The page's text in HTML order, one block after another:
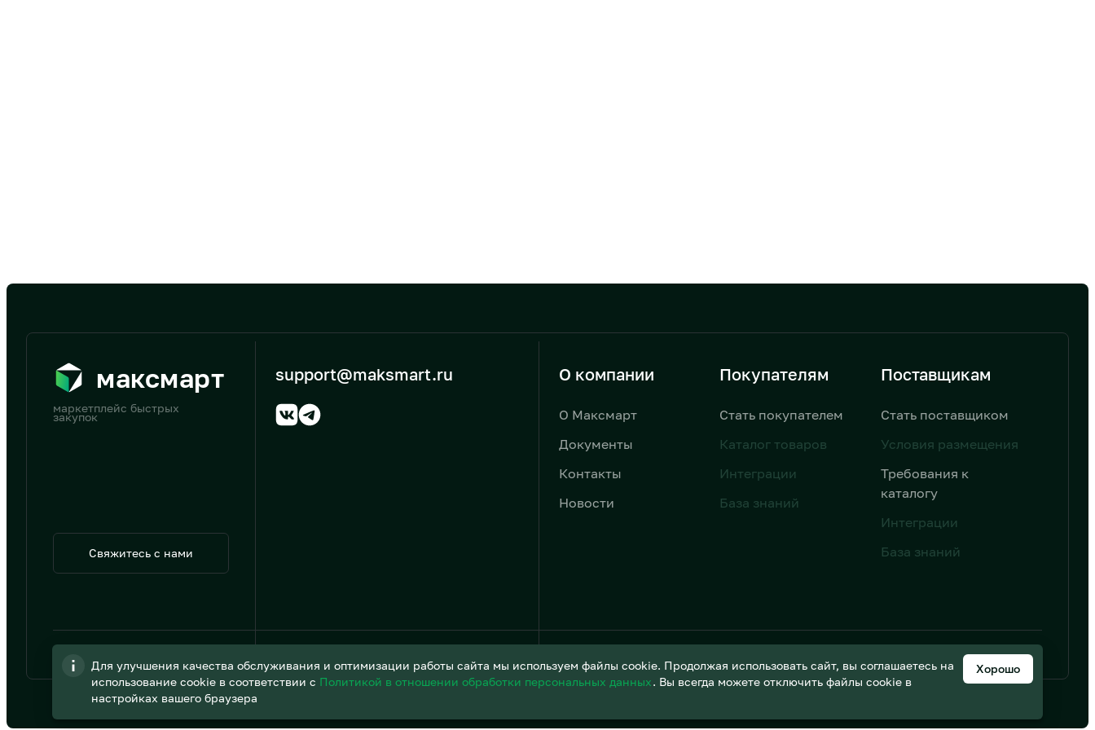
максмарт
маркетплейс быстрых
закупок
Свяжитесь с нами
support@maksmart.ru О компании
О Максмарт
Документы
Контакты
Новости
Покупателям
Стать покупателем
Каталог товаров
Интеграции
База знаний
Поставщикам
Стать поставщиком
Условия размещения
Требования к
каталогу
Интеграции
База знаний
Дизайн от AIC
Для улучшения качества обслуживания и оптимизации работы сайта мы используем файлы cookie. Продолжая использовать сайт, вы соглашаетесь на
использование cookie в соответствии с Политикой в отношении обработки персональных данных. Вы всегда можете отключить файлы cookie в
настройках вашего браузера
Хорошо